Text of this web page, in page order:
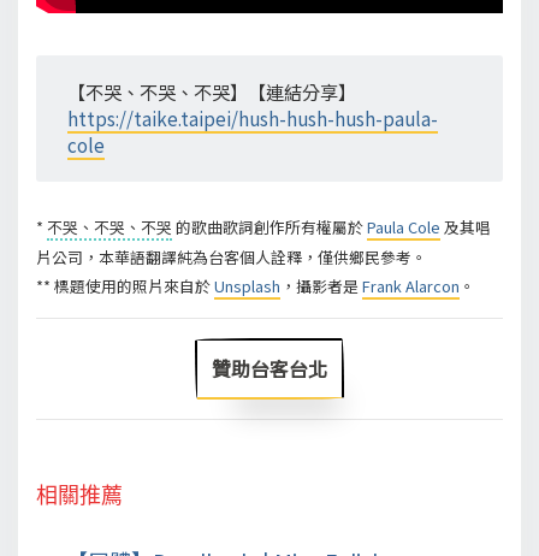
【不哭、不哭、不哭】【連結分享】
https://taike.taipei/hush-hush-hush-paula-
cole
* 不哭、不哭、不哭 的歌曲歌詞創作所有權屬於Paula Cole 及其唱
片公司，本華語翻譯純為台客個人詮釋，僅供鄉民參考。
** 標題使用的照片來自於Unsplash ，攝影者是 Frank Alarcon 。
贊助台客台北
相關推薦